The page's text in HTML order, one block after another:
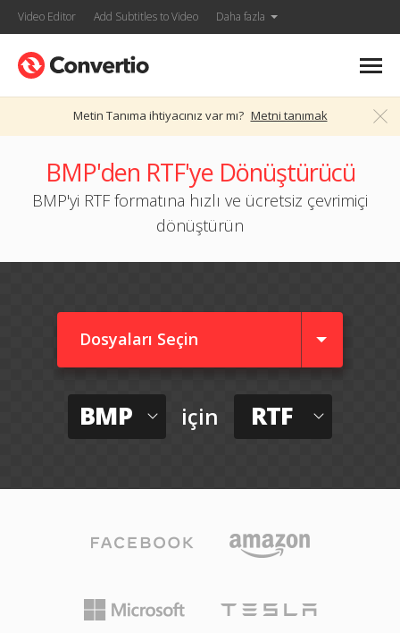
Video Editor Add Subtitles to Video Daha fazla
Metin Tanıma ihtiyacınız var mı? Metni tanımak
BMP'den RTF'ye Dönüştürücü
BMP'yi RTF formatına hızlı ve ücretsiz çevrimiçi
dönüştürün
Dosyaları Seçin
BMP için RTF